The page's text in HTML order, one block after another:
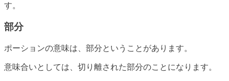
す。
部分
ポーションの意味は、部分ということがあります。
意味合いとしては、切り離された部分のことになります。